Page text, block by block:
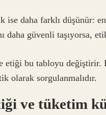
ise daha farklı düşünür:
daha güvenli taşıyorsa,
etiği bu tabloyu değiştirir.
olarak sorgulanmalıdır.
ve tüketim